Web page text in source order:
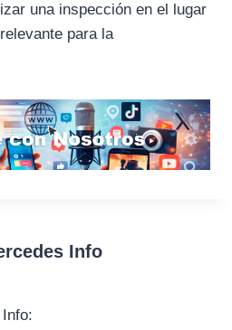
una inspección en el lugar
para la
Info